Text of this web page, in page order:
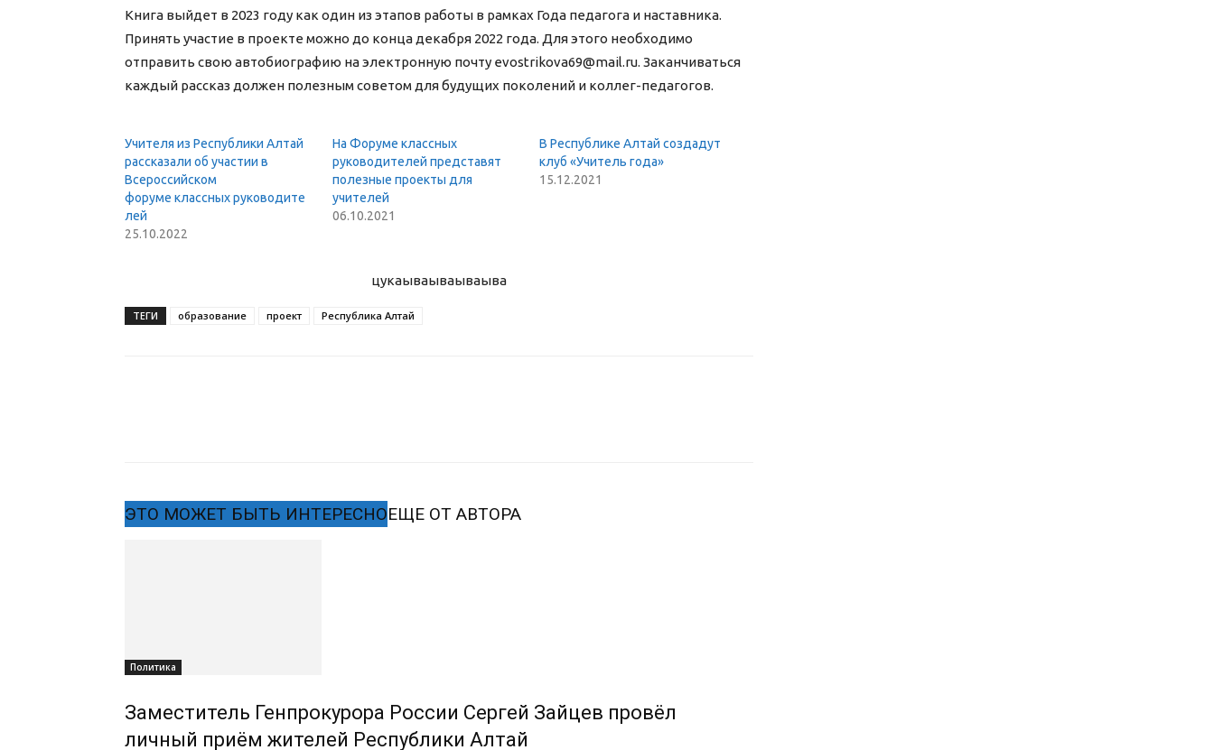
Книга выйдет в 2023 году как один из этапов работы в рамках Года педагога и наставника.
Принять участие в проекте можно до конца декабря 2022 года. Для этого необходимо
отправить свою автобиографию на электронную почту evostrikova69@mail.ru. Заканчиваться
каждый рассказ должен полезным советом для будущих поколений и коллег-педагогов.
Учителя из Республики Алтай
рассказали об участии в
Всероссийском
форуме классных руководите
лей
25.10.2022
На Форуме классных
руководителей представят
полезные проекты для
учителей
06.10.2021
В Республике Алтай создадут
клуб «Учитель года»
15.12.2021
цукаываываываыва
ТЕГИ образование проект Республика Алтай
ЭТО МОЖЕТ БЫТЬ ИНТЕРЕСНОЕЩЕ ОТ АВТОРА
Политика
Заместитель Генпрокурора России Сергей Зайцев провёл
личный приём жителей Республики Алтай